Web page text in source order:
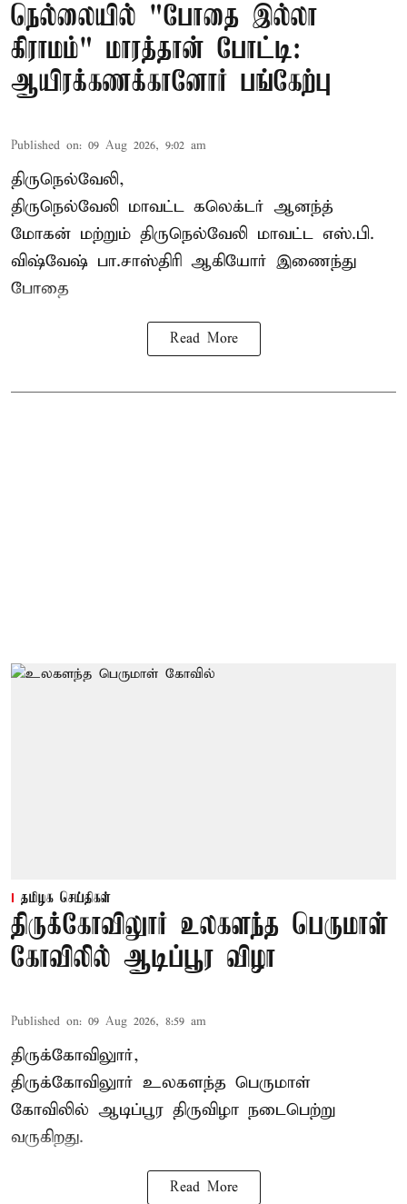
நெல்லையில் "போதை இல்லா
கிராமம்" மாரத்தான் போட்டி:
ஆயிரக்கணக்கானோர் பங்கேற்பு
Published on: 09 Aug 2026, 9:02 am
திருநெல்வேலி,
திருநெல்வேலி மாவட்ட கலெக்டர் ஆனந்த்
மோகன் மற்றும் திருநெல்வேலி மாவட்ட எஸ்.பி.
விஷ்வேஷ் பா.சாஸ்திரி ஆகியோர் இணைந்து
போதை
Read More
தமிழக செய்திகள்
திருக்கோவிலுார் உலகளந்த பெருமாள்
கோவிலில் ஆடிப்பூர விழா
Published on: 09 Aug 2026, 8:59 am
திருக்கோவிலுார்,
திருக்கோவிலுார் உலகளந்த பெருமாள்
கோவிலில் ஆடிப்பூர திருவிழா நடைபெற்று
வருகிறது.
Read More